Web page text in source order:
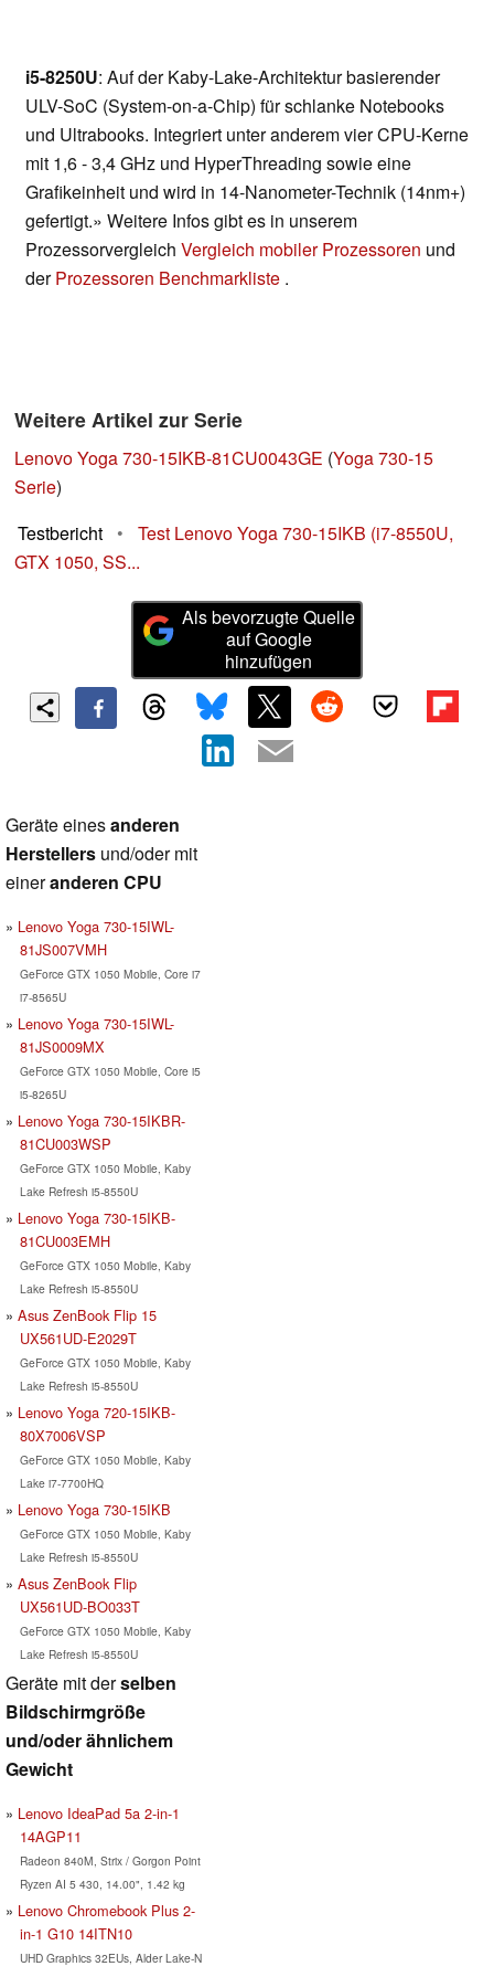
i5-8250U: Auf der Kaby-Lake-Architektur basierender
ULV-SoC (System-on-a-Chip) für schlanke Notebooks
und Ultrabooks. Integriert unter anderem vier CPU-Kerne
mit 1,6 - 3,4 GHz und HyperThreading sowie eine
Grafikeinheit und wird in 14-Nanometer-Technik (14nm+)
gefertigt.» Weitere Infos gibt es in unserem
Prozessorvergleich Vergleich mobiler Prozessoren und
derProzessoren Benchmarkliste .
Weitere Artikel zur Serie
Lenovo Yoga 730-15IKB-81CU0043GE (Yoga 730-15
Serie)
Testbericht
•
Test Lenovo Yoga 730-15IKB (i7-8550U,
GTX 1050, SS...
Als bevorzugte Quelle
auf Google
hinzufügen
Geräte einesanderen
Herstellers und/oder mit
eineranderen CPU
Lenovo Yoga 730-15IWL-
81JS007VMH
GeForce GTX 1050 Mobile, Core i7
i7-8565U
Lenovo Yoga 730-15IWL-
81JS0009MX
GeForce GTX 1050 Mobile, Core i5
i5-8265U
Lenovo Yoga 730-15IKBR-
81CU003WSP
GeForce GTX 1050 Mobile, Kaby
Lake Refresh i5-8550U
Lenovo Yoga 730-15IKB-
81CU003EMH
GeForce GTX 1050 Mobile, Kaby
Lake Refresh i5-8550U
Asus ZenBook Flip 15
UX561UD-E2029T
GeForce GTX 1050 Mobile, Kaby
Lake Refresh i5-8550U
Lenovo Yoga 720-15IKB-
80X7006VSP
GeForce GTX 1050 Mobile, Kaby
Lake i7-7700HQ
Lenovo Yoga 730-15IKB
GeForce GTX 1050 Mobile, Kaby
Lake Refresh i5-8550U
Asus ZenBook Flip
UX561UD-BO033T
GeForce GTX 1050 Mobile, Kaby
Lake Refresh i5-8550U
Geräte mit derselben
Bildschirmgröße
und/oder ähnlichem
Gewicht
Lenovo IdeaPad 5a 2-in-1
14AGP11
Radeon 840M, Strix / Gorgon Point
Ryzen AI 5 430, 14.00", 1.42 kg
Lenovo Chromebook Plus 2-
in-1 G10 14ITN10
UHD Graphics 32EUs, Alder Lake-N